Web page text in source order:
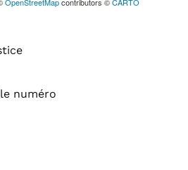
OpenStreetMapcontributors ©CARTO
numéro